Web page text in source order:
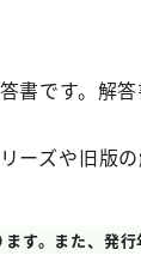
書です。解
ーズや旧版
す。また、発